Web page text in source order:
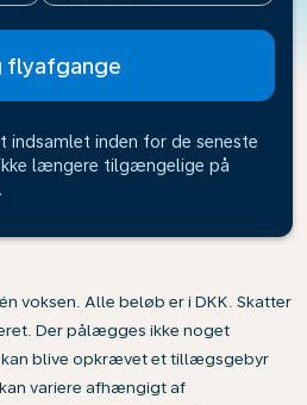
flyafgange
indsamlet inden for de seneste
længere tilgængelige på
voksen. Alle beløb er i DKK. Skatter
Der pålægges ikke noget
kan blive opkrævet et tillægsgebyr
variere afhængigt af